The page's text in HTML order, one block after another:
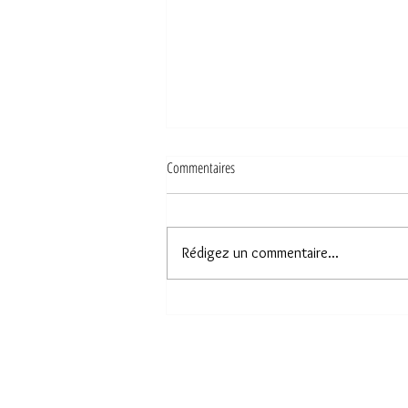
Commentaires
Rédigez un commentaire...